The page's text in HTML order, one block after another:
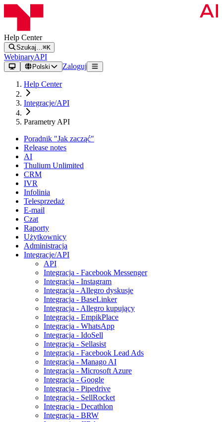
Help Center
Szukaj… ⌘K
WebinaryAPI
Polski Zaloguj
Help Center
Integracje/API
Parametry API
Poradnik "Jak zacząć"
Release notes
AI
Thulium Unlimited
CRM
IVR
Infolinia
Telesprzedaż
E-mail
Czat
Raporty
Użytkownicy
Administracja
Integracje/API
API
Integracja - Facebook Messenger
Integracja - Instagram
Integracja - Allegro dyskusje
Integracja - BaseLinker
Integracja - Allegro kupujący
Integracja - EmpikPlace
Integracja - WhatsApp
Integracja - IdoSell
Integracja - Sellasist
Integracja - Facebook Lead Ads
Integracja - Manago AI
Integracja - Microsoft Azure
Integracja - Google
Integracja - Pipedrive
Integracja - SellRocket
Integracja - Decathlon
Integracja - BRW